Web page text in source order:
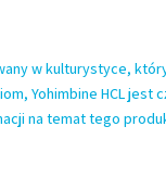
w kulturystyce,
Yohimbine HCL jest
na temat tego